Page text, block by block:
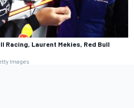
Racing, Laurent Mekies, Red Bull
Images